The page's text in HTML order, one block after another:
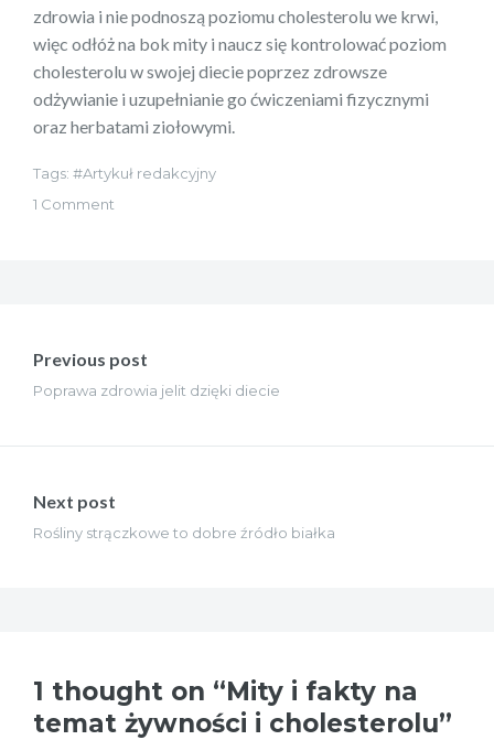
zdrowia i nie podnoszą poziomu cholesterolu we krwi,
więc odłóż na bok mity i naucz się kontrolować poziom
cholesterolu w swojej diecie poprzez zdrowsze
odżywianie i uzupełnianie go ćwiczeniami fizycznymi
oraz herbatami ziołowymi.
Tags:
Artykuł redakcyjny
1 Comment
wpisu
Previous post
Poprawa zdrowia jelit dzięki diecie
Next post
Rośliny strączkowe to dobre źródło białka
1 thought on “Mity i fakty na
temat żywności i cholesterolu”